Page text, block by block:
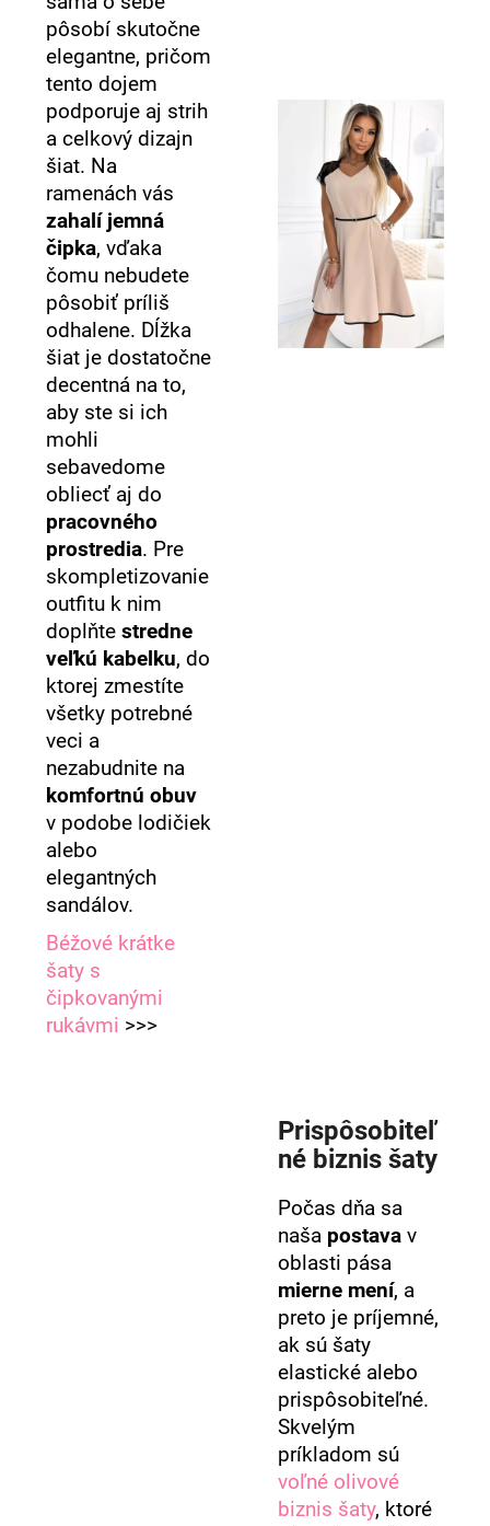
pôsobí skutočne
elegantne, pričom
tento dojem
podporuje aj strih
a celkový dizajn
šiat. Na
ramenách vás
zahalí jemná
čipka, vďaka
čomu nebudete
pôsobiť príliš
odhalene. Dĺžka
šiat je dostatočne
decentná na to,
aby ste si ich
mohli
sebavedome
obliecť aj do
pracovného
prostredia. Pre
skompletizovanie
outfitu k nim
doplňtestredne
veľkú kabelku, do
ktorej zmestíte
všetky potrebné
veci a
nezabudnite na
komfortnú obuv
v podobe lodičiek
alebo
elegantných
sandálov.
Béžové krátke
šaty s
čipkovanými
rukávmi >>>
Prispôsobiteľ
né biznis šaty
Počas dňa sa
naša postava v
oblasti pása
mierne mení, a
preto je príjemné,
ak sú šaty
elastické alebo
prispôsobiteľné.
Skvelým
príkladom sú
voľné olivové
biznis šaty, ktoré